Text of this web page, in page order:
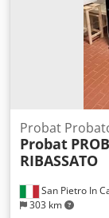
San Pietro In
303 km
Probat
Probat
RIBASSATO